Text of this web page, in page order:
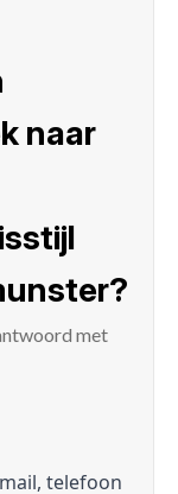
naar
met
telefoon